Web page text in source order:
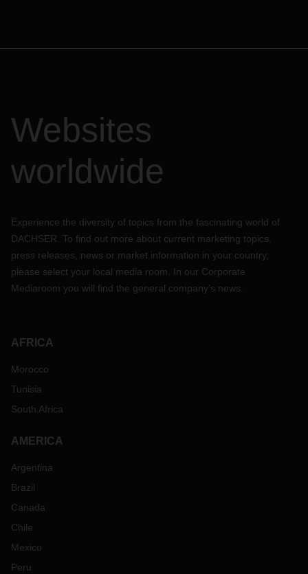
Websites
worldwide
Experience the diversity of topics from the fascinating world of
DACHSER. To find out more about current marketing topics,
press releases, news or market information in your country,
please select your local media room. In our Corporate
Mediaroom you will find the general company's news.
AFRICA
Morocco
Tunisia
South Africa
AMERICA
Argentina
Brazil
Canada
Chile
Mexico
Peru